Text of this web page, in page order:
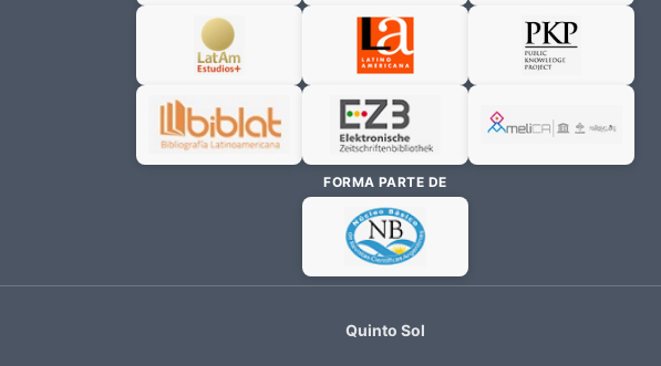
FORMA PARTE DE
Quinto Sol